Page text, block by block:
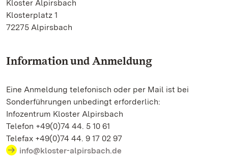
Kloster Alpirsbach
Klosterplatz 1
72275 Alpirsbach
Information und Anmeldung
Eine Anmeldung telefonisch oder per Mail ist bei
Sonderführungen unbedingt erforderlich:
Infozentrum Kloster Alpirsbach
Telefon +49(0)74 44. 5 10 61
Telefax +49(0)74 44. 9 17 02 97
info@kloster-alpirsbach.de